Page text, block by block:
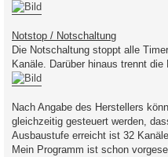
Notstop / Notschaltung
Die Notschaltung stoppt alle
Kanäle. Darüber hinaus trennt
Nach Angabe des Herstellers
gleichzeitig gesteuert werden,
Ausbaustufe erreicht ist 32
Mein Programm ist schon